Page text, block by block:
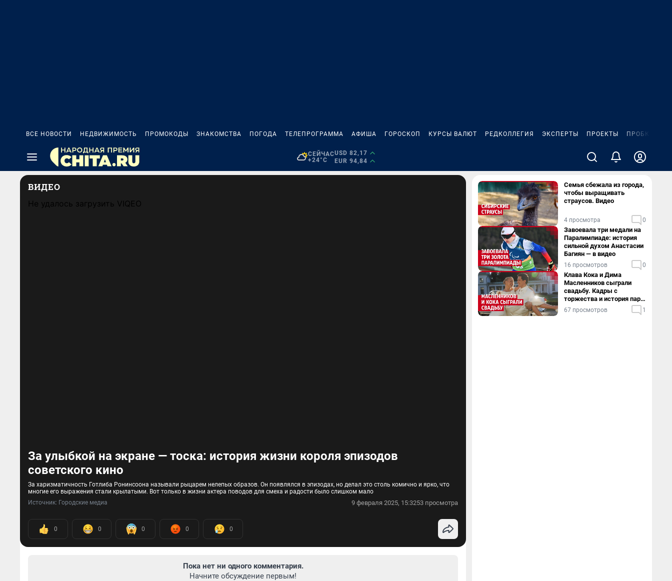
ВСЕ НОВОСТИ НЕДВИЖИМОСТЬ ПРОМОКОДЫ ЗНАКОМСТВА ПОГОДА ТЕЛЕПРОГРАММА АФИША ГОРОСКОП КУРСЫ ВАЛЮТ РЕДКОЛЛЕГИЯ ЭКСПЕРТЫ ПРОЕКТЫ ПРОБКИ
СЕЙЧАС
+24°C
USD 82,17
EUR 94,84
ВИДЕО
Не удалось загрузить VIQEO
За улыбкой на экране — тоска: история жизни короля эпизодов
советского кино
За харизматичность Готлиба Ронинсоона называли рыцарем нелепых образов. Он появлялся в эпизодах, но делал это столь комично и ярко, что
многие его выражения стали крылатыми. Вот только в жизни актера поводов для смеха и радости было слишком мало
Источник: Городские медиа 9 февраля 2025, 15:3253 просмотра
0 0 0 0 0
Пока нет ни одного комментария.
Начните обсуждение первым!
Семья сбежала из города,
чтобы выращивать
страусов. Видео
4 просмотра 0
Завоевала три медали на
Паралимпиаде: история
сильной духом Анастасии
Багиян — в видео
16 просмотров 0
Клава Кока и Дима
Масленников сыграли
свадьбу. Кадры с
торжества и история пары
— в видео
67 просмотров 1